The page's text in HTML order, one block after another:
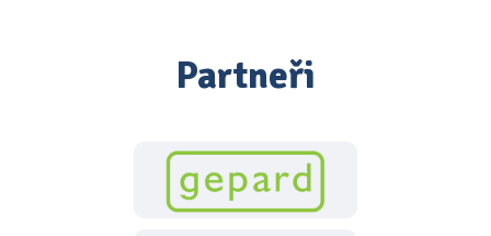
Partneři